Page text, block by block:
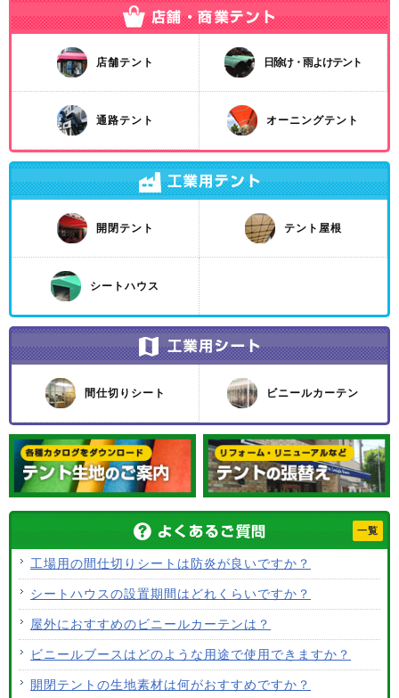
店舗テント 日除け・雨よけテント
通路テント オーニングテント
開閉テント テント屋根
シートハウス
間仕切りシート ビニールカーテン
一覧
工場用の間仕切りシートは防炎が良いですか？
シートハウスの設置期間はどれくらいですか？
屋外におすすめのビニールカーテンは？
ビニールブースはどのような用途で使用できますか？
開閉テントの生地素材は何がおすすめですか？